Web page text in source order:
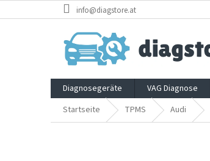
Inhalt
info@diagstore.at
Diagnosegeräte VAG Diagnose
Startseite
TPMS Audi